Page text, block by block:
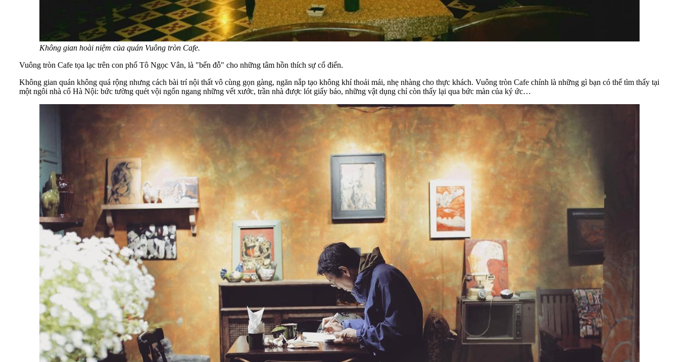
Không gian hoài niệm của quán Vuông tròn Cafe.
Vuông tròn Cafe tọa lạc trên con phố Tô Ngọc Vân, là "bến đỗ" cho những tâm hồn thích sự cổ điển.
Không gian quán không quá rộng nhưng cách bài trí nội thất vô cùng gọn gàng, ngăn nắp tạo không khí thoải mái, nhẹ nhàng cho thực khách. Vuông tròn Cafe chính là những gì bạn có thể tìm thấy tại
một ngôi nhà cổ Hà Nội: bức tường quét vội ngổn ngang những vết xước, trần nhà được lót giấy báo, những vật dụng chỉ còn thấy lại qua bức màn của ký ức…